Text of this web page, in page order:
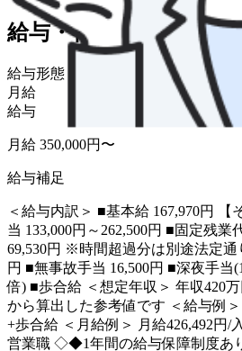
給与・福利厚生
給与形態
月給
給与
月給 350,000円〜
給与補足
＜給与内訳＞ ■基本給 167,970円
当 133,000円～262,500円 ■固定残業
69,530円 ※時間超過分は別途法定通
円 ■無事故手当 16,500円 ■深夜手当
倍) ■歩合給 ＜想定年収＞ 年収420
から算出した参考値です ＜給与例
+歩合給 ＜月給例＞ 月給426,492円/
営業職 ◇◆1年間の給与保障制度あ